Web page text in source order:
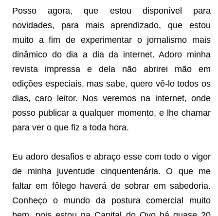
Posso agora, que estou disponível para
novidades, para mais aprendizado, que estou
muito a fim de experimentar o jornalismo mais
dinâmico do dia a dia da internet. Adoro minha
revista impressa e dela não abrirei mão em
edições especiais, mas sabe, quero vê-lo todos os
dias, caro leitor. Nos veremos na internet, onde
posso publicar a qualquer momento, e lhe chamar
para ver o que fiz a toda hora.
Eu adoro desafios e abraço esse com todo o vigor
de minha juventude cinquentenária. O que me
faltar em fôlego haverá de sobrar em sabedoria.
Conheço o mundo da postura comercial muito